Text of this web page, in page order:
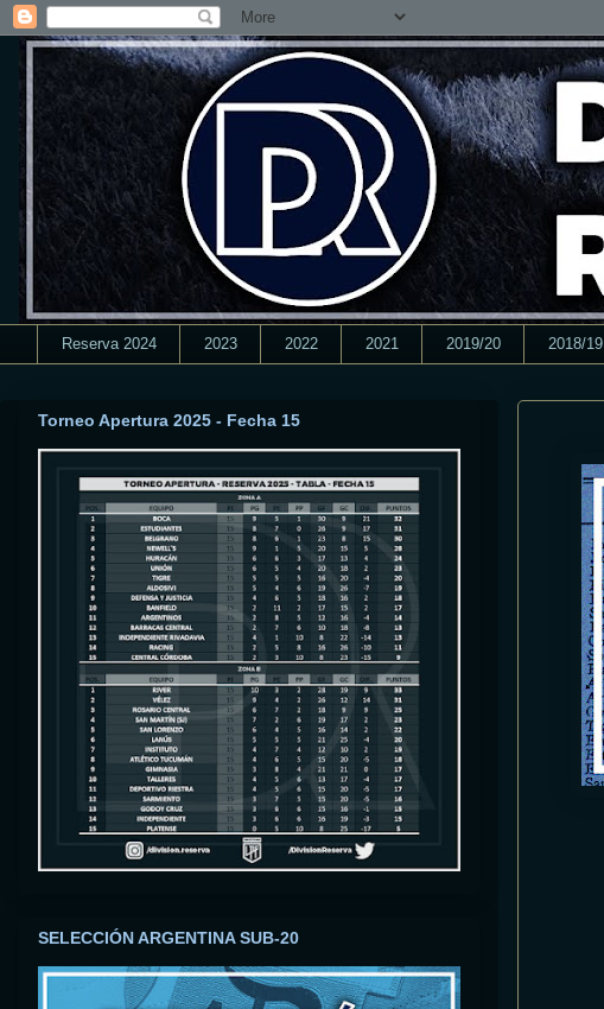
Reserva 2024 2023 2022 2021 2019/20 2018/19
Torneo Apertura 2025 - Fecha 15
SELECCIÓN ARGENTINA SUB-20